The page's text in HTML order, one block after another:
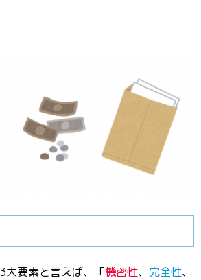
大要素と言えば、「機密性、 完全性、